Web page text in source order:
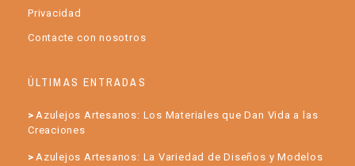
Privacidad
Contacte con nosotros
ÚLTIMAS ENTRADAS
Azulejos Artesanos: Los Materiales que Dan Vida a las
Creaciones
Azulejos Artesanos: La Variedad de Diseños y Modelos